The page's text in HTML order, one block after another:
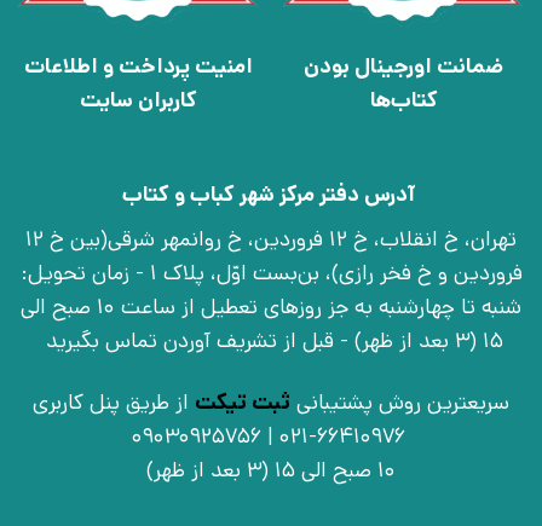
ضمانت اورجینال بودن
کتاب‌ها
امنیت پرداخت و اطلاعات
کاربران سایت
آدرس دفتر مرکز شهر کباب و کتاب
تهران، خ انقلاب، خ 12 فروردین، خ روانمهر شرقی(بین خ 12
فروردین و خ فخر رازی)، بن‌بست اوّل، پلاک 1 - زمان تحویل:
شنبه تا چهارشنبه به جز روزهای تعطیل از ساعت 10 صبح الی
15 (3 بعد از ظهر) - قبل از تشریف آوردن تماس بگیرید
سریعترین روش پشتیبانی ثبت تیکت از طریق پنل کاربری
021-66410976 | 09030925756
10 صبح الی 15 (3 بعد از ظهر)